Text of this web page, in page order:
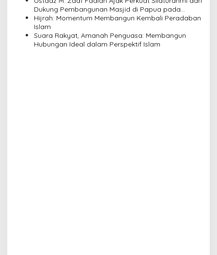
Dukung Pembangunan Masjid di Papua pada
Pengajian Yayasan Alimbas Insan Cita
Hijrah: Momentum Membangun Kembali Peradaban
Islam
Suara Rakyat, Amanah Penguasa: Membangun
Hubungan Ideal dalam Perspektif Islam